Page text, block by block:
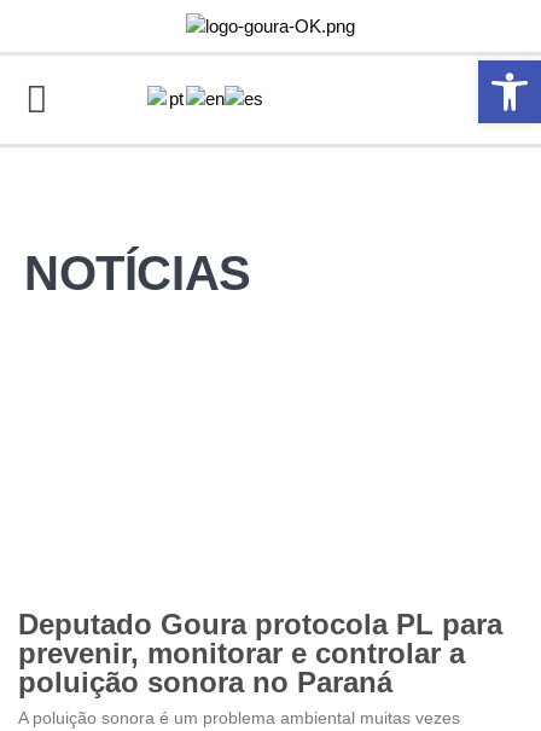
Abrir
NOTÍCIAS
Deputado Goura protocola PL para
prevenir, monitorar e controlar a
poluição sonora no Paraná
A poluição sonora é um problema ambiental muitas vezes